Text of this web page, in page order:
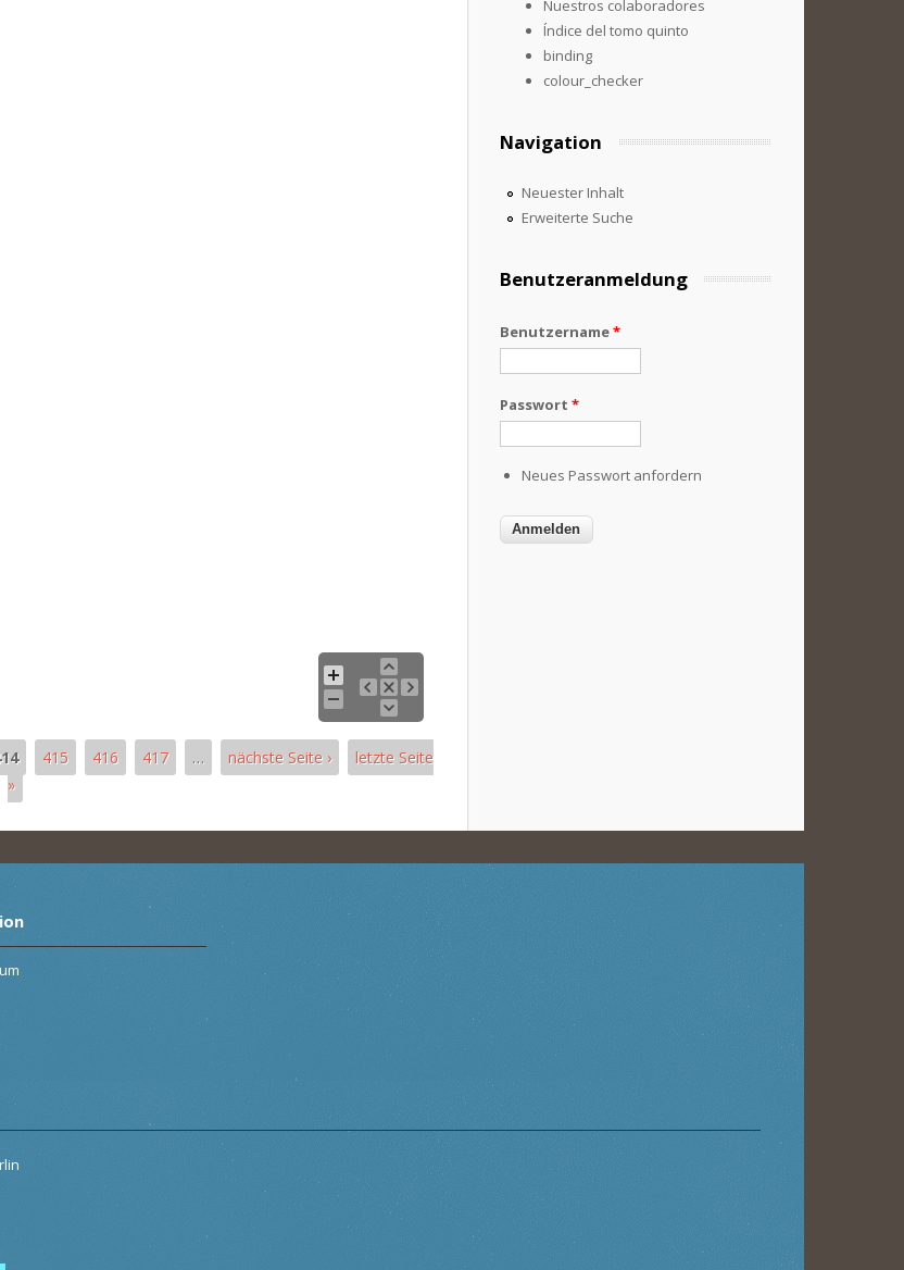
415 416 417 … nächste Seite ›
letzte Seite
»
Nuestros colaboradores
Índice del tomo quinto
binding
colour_checker
Navigation
Neuester Inhalt
Erweiterte Suche
Benutzeranmeldung
Benutzername*
Passwort *
Neues Passwort anfordern